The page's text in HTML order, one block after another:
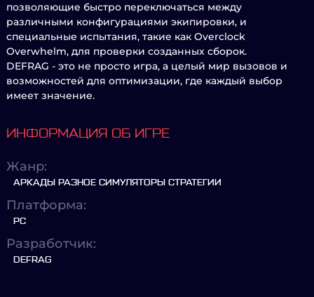
позволяющие быстро переключаться между
различными конфигурациями экипировки, и
специальные испытания, такие как Overclock
Overwhelm, для проверки созданных сборок.
DEFRAG - это не просто игра, а целый мир вызовов и
возможностей для оптимизации, где каждый выбор
имеет значение.
ИНФОРМАЦИЯ ОБ ИГРЕ
Жанр:
АРКАДЫ РАЗНОЕ СИМУЛЯТОРЫ СТРАТЕГИИ
Платформа:
PC
Разработчик:
DEFRAG